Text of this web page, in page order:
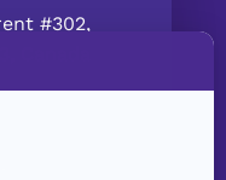
#302,
Canada